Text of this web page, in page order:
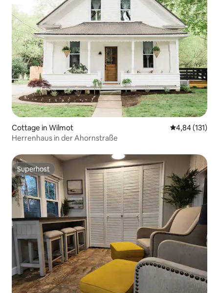
Cottage in Wilmot
4,84 (131)
Herrenhaus in der Ahornstraße
Superhost
Superhost